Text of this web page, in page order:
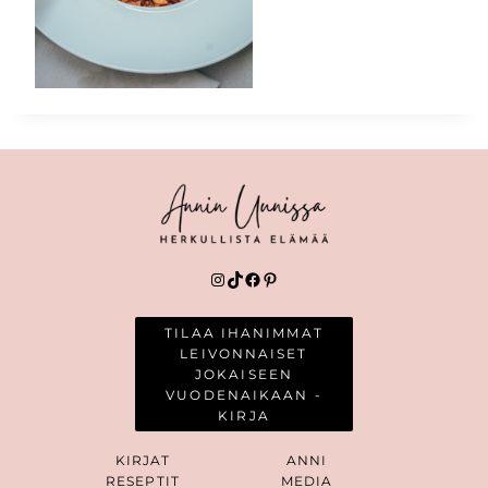
Instagram
TikTok
Facebook
Pinterest
TILAA IHANIMMAT
LEIVONNAISET
JOKAISEEN
VUODENAIKAAN -
KIRJA
KIRJAT
RESEPTIT
ANNI
MEDIA